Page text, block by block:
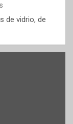
de vidrio, de